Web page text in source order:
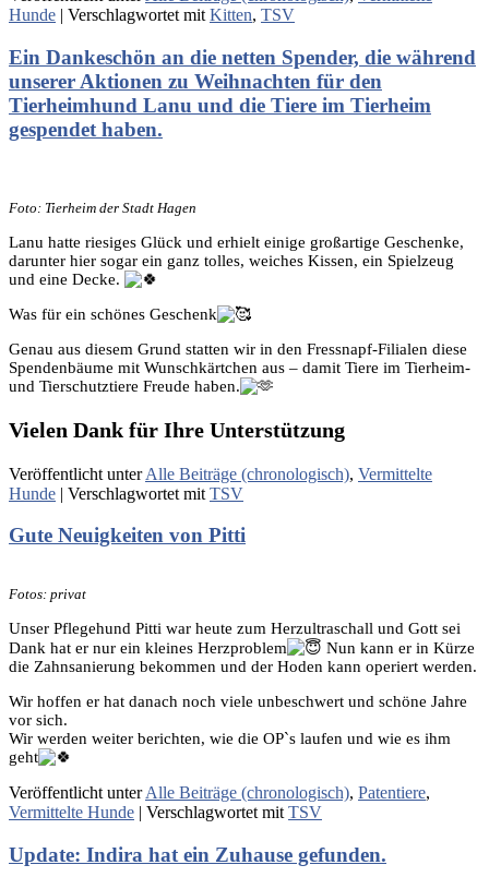
Hunde | Verschlagwortet mit Kitten, TSV
Ein Dankeschön an die netten Spender, die während
unserer Aktionen zu Weihnachten für den
Tierheimhund Lanu und die Tiere im Tierheim
gespendet haben.
Foto: Tierheim der Stadt Hagen
Lanu hatte riesiges Glück und erhielt einige großartige Geschenke,
darunter hier sogar ein ganz tolles, weiches Kissen, ein Spielzeug
und eine Decke.
Was für ein schönes Geschenk
Genau aus diesem Grund statten wir in den Fressnapf-Filialen diese
Spendenbäume mit Wunschkärtchen aus – damit Tiere im Tierheim-
und Tierschutztiere Freude haben.
Vielen Dank für Ihre Unterstützung
Veröffentlicht unter Alle Beiträge (chronologisch), Vermittelte
Hunde | Verschlagwortet mit TSV
Gute Neuigkeiten von Pitti
Fotos: privat
Unser Pflegehund Pitti war heute zum Herzultraschall und Gott sei
Dank hat er nur ein kleines Herzproblem
Nun kann er in Kürze
die Zahnsanierung bekommen und der Hoden kann operiert werden.
Wir hoffen er hat danach noch viele unbeschwert und schöne Jahre
vor sich.
Wir werden weiter berichten, wie die OP`s laufen und wie es ihm
geht
Veröffentlicht unter Alle Beiträge (chronologisch), Patentiere,
Vermittelte Hunde | Verschlagwortet mit TSV
Update: Indira hat ein Zuhause gefunden.